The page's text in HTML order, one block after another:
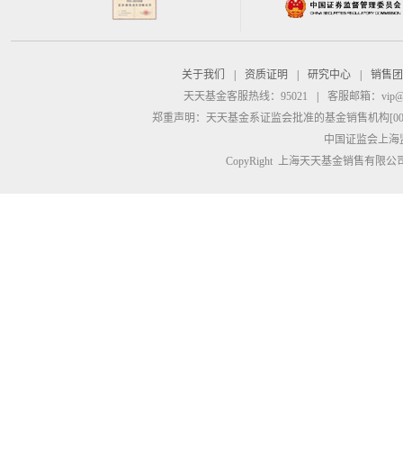
关于我们 资质证明 研究中心
销售
天天基金客服热线：95021
客服邮箱：
郑重声明： 天天基金系证监会批准的基金销售机构
中国证监会上
CopyRight 上海天天基金销售有限